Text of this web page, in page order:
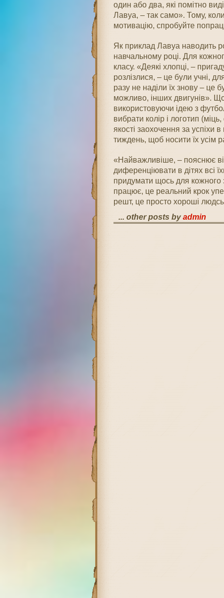
один або два, які помітно
Лавуа, – так само». Тому,
мотивацію, спробуйте
Як приклад Лавуа наводить
навчальному році. Для
класу. «Деякі хлопці, –
розлізлися, – це були учні,
разу не наділи їх знову – це
можливо, інших двигунів». Щоб
використовуючи ідею з
вибрати колір і логотип
якості заохочення за успіхи
тиждень, щоб носити їх усім
«Найважливіше, – пояснює
диференціювати в дітях всі
придумати щось для
працює, це реальний крок
решт, це просто хороші
... other posts byadmin